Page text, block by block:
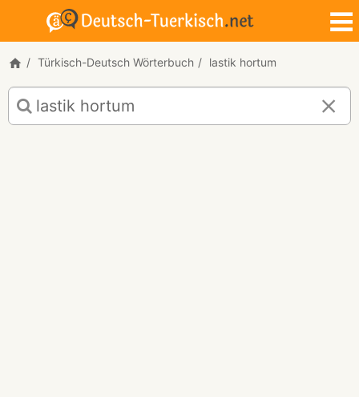
Türkisch-Deutsch Wörterbuch lastik hortum
Türkisch-
Deutsch
Übersetzung